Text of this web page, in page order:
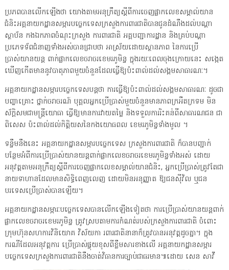
ប្រភពបានលើកឡើងថា យោងតាមអនុក្រឹត្យស្តីពីការចេញផ្លាកលេខសម្គាល់យាន
ជំនិះអគ្គនាយកដ្ឋានសម្ភារបច្ចេកទេសក្រសួងការពារជាតិបានជូនដំណឹងដល់បណ្តា
ស្ថាប័ន កងឯកភាពចំណុះក្រសួង ការពារជាតិ អគ្គបញ្ជាការដ្ឋាន និងគ្រប់បណ្តា
ប្រភេទទ័ពជំនាញទាំងអស់បានជ្រាបថា អាស្រ័យដោយស្ថានភាព នៃការប្រើ
ប្រាស់យានយន្ត ពាក់ផ្លាកលេខចរាចរខេមរភូមិន្ទ ក្នុងរយៈពេលចុងក្រោយនេះ សង្កេត
ឃើញកើតមាននូវបាតុភាពមួយចំនួនដែលធ្វើឱ្យប៉ះពាល់ដល់សង្គមសាធារណៈ។
អគ្គនាយកដ្ឋានសម្ភារបច្ចេកទេសបន្ដថា ការធ្វើឱ្យប៉ះពាល់ដល់សង្គមសាធារណៈ ដូចជា
បញ្ហាគ្រោះ ថ្នាក់ចរាចរណ៍ បុគ្គលអ្នកប្រើប្រាស់មួយចំនួនមានភាពក្រអឺតក្រទម មិន
ស័ក្តិសមជាមន្ត្រីយោធា ធ្វើឱ្យមានការវាយតម្លៃ និងទទួលការរិះគន់ពីសាធារណជន ជា
ពិសេស ប៉ះពាល់ដល់កិត្តិយសនៃកងយោធពល ខេមរភូមិន្ទទាំងមូល ។
ទន្ទឹមនឹងនេះ អគ្គនាយកដ្ឋានសម្ភារបច្ចេកទេស ក្រសួងការពារជាតិ ក៏បានបញ្ជាក់
បន្ថែមអំពីការប្រើប្រាស់យានយន្តពាក់ផ្លាកលេខចរាចរខេមរភូមិន្ទទាំងអស់ ដោយ
អនុវត្តតាមអនុក្រឹត្យស្តីពីការចេញផ្លាកលេខសម្គាល់យានជំនិះ, អ្នកប្រើប្រាស់ត្រូវតែជា
នាយទាហានដែលមានសិទ្ធិពេញលេញ ដោយមិនអនុញ្ញាត ឱ្យជនស៊ីវិល ឬជន
បរទេសប្រើប្រាស់បានឡើយ។
អគ្គនាយកដ្ឋានសម្ភារៈបច្ចេកទេសបានលើកឡើងទៀតថា ការប្រើប្រាស់យានយន្តពាក់
ផ្លាកលេខចរាចរខេមរភូមិន្ទ ត្រូវស្របតាមការកំណត់របស់ក្រសួងការពារជាតិ ចំពោះ
ក្រុមហ៊ុនសហការវិនិយោគ វិស័យកា រពារជាតិនានាក៏ត្រូវបានអនុវត្តដូចគ្នា។ ក្នុង
ករណីដែលអនុវត្តការ ប្រើប្រាស់ផ្ទុយខុសពីខ្លឹមសារខាងលើ អគ្គនាយកដ្ឋានសម្ភារ
បច្ចេកទេសក្រសួងការពារជាតិនឹងចាត់វិធានការច្បាប់ជាធរមាន៕ដោយ សេន សាវី